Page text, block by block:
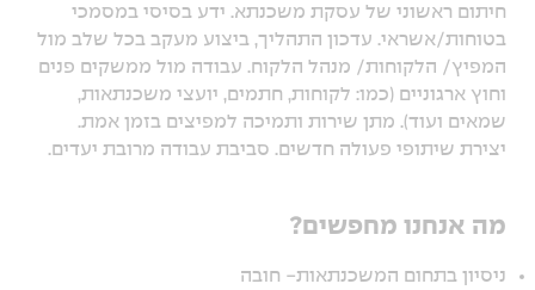
חיתום ראשוני של עסקת משכנתא. ידע בסיסי במסמכי
בטוחות/אשראי. עדכון התהליך, ביצוע מעקב בכל שלב מול
המפיץ/ הלקוחות/ מנהל הלקוח. עבודה מול ממשקים פנים
וחוץ ארגוניים (כמו: לקוחות, חתמים, יועצי משכנתאות,
שמאים ועוד). מתן שירות ותמיכה למפיצים בזמן אמת.
יצירת שיתופי פעולה חדשים. סביבת עבודה מרובת יעדים.
מה אנחנו מחפשים?
ניסיון בתחום המשכנתאות- חובה